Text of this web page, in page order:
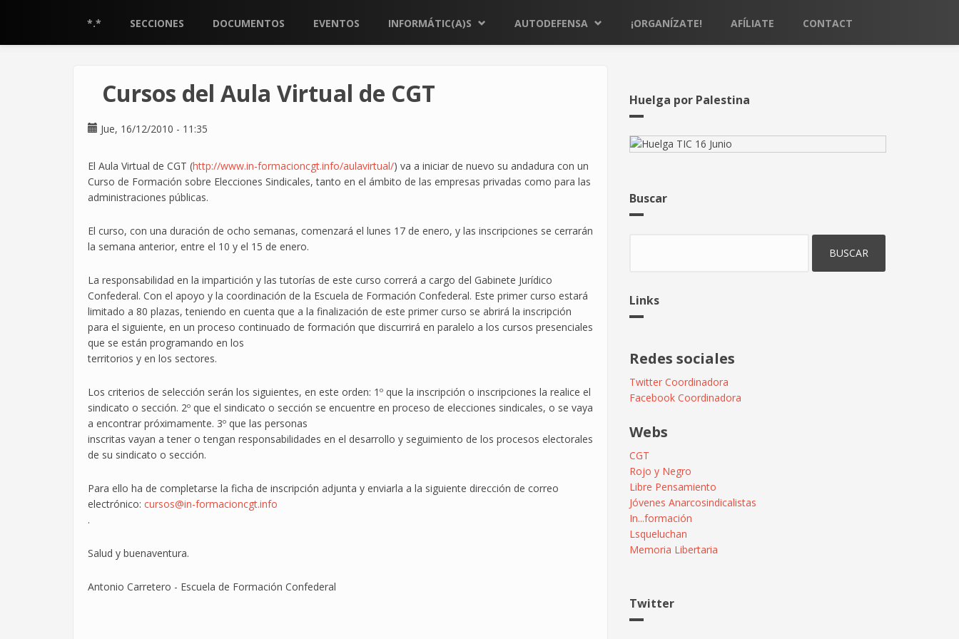
*.* SECCIONES DOCUMENTOS EVENTOS INFORMÁTIC(A)S AUTODEFENSA ¡ORGANÍZATE! AFÍLIATE CONTACT
Cursos del Aula Virtual de CGT
Jue, 16/12/2010 - 11:35
El Aula Virtual de CGT (http://www.in-formacioncgt.info/aulavirtual/) va a iniciar de nuevo su andadura con un
Curso de Formación sobre Elecciones Sindicales, tanto en el ámbito de las empresas privadas como para las
administraciones públicas.
El curso, con una duración de ocho semanas, comenzará el lunes 17 de enero, y las inscripciones se cerrarán
la semana anterior, entre el 10 y el 15 de enero.
La responsabilidad en la impartición y las tutorías de este curso correrá a cargo del Gabinete Jurídico
Confederal. Con el apoyo y la coordinación de la Escuela de Formación Confederal. Este primer curso estará
limitado a 80 plazas, teniendo en cuenta que a la finalización de este primer curso se abrirá la inscripción
para el siguiente, en un proceso continuado de formación que discurrirá en paralelo a los cursos presenciales
que se están programando en los
territorios y en los sectores.
Los criterios de selección serán los siguientes, en este orden: 1º que la inscripción o inscripciones la realice el
sindicato o sección. 2º que el sindicato o sección se encuentre en proceso de elecciones sindicales, o se vaya
a encontrar próximamente. 3º que las personas
inscritas vayan a tener o tengan responsabilidades en el desarrollo y seguimiento de los procesos electorales
de su sindicato o sección.
Para ello ha de completarse la ficha de inscripción adjunta y enviarla a la siguiente dirección de correo
electrónico: cursos@in-formacioncgt.info
.
Salud y buenaventura.
Antonio Carretero - Escuela de Formación Confederal
Huelga por Palestina
Buscar
Links
Redes sociales
Twitter Coordinadora
Facebook Coordinadora
Webs
CGT
Rojo y Negro
Libre Pensamiento
Jóvenes Anarcosindicalistas
In...formación
Lsqueluchan
Memoria Libertaria
Twitter